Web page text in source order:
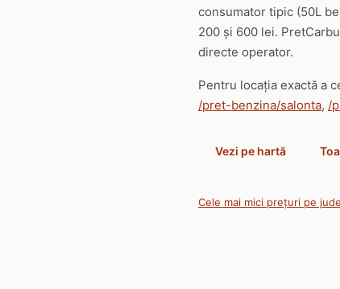
consumator tipic (50L
200 și 600 lei.
directe operator.
Pentru locația exactă a
/pret-benzina/salonta, /
Vezi pe hartă
Cele mai mici prețuri pe